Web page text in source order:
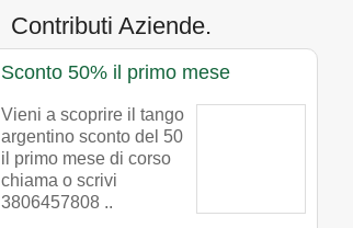
Contributi Aziende.
Sconto 50% il primo mese
Vieni a scoprire il tango
argentino sconto del 50
il primo mese di corso
chiama o scrivi
3806457808 ..